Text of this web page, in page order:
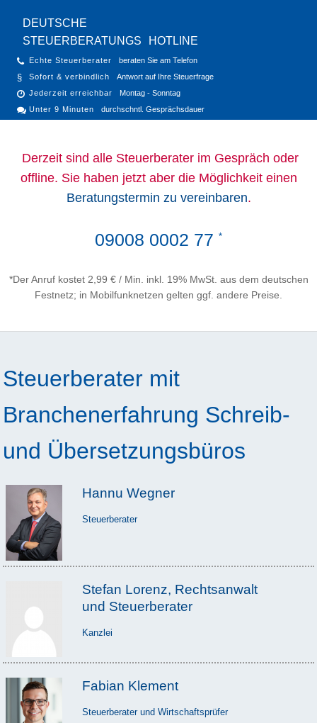
DEUTSCHE
STEUERBERATUNGS
HOTLINE
Echte Steuerberater
beraten Sie am Telefon
Sofort & verbindlich
Antwort auf Ihre Steuerfrage
Jederzeit erreichbar
Montag - Sonntag
Unter 9 Minuten
durchschntl. Gesprächsdauer
Derzeit sind alle Steuerberater im Gespräch oder
offline. Sie haben jetzt aber die Möglichkeit einen
Beratungstermin zu vereinbaren.
09008 0002 77 *
*Der Anruf kostet 2,99 € / Min. inkl. 19% MwSt. aus dem deutschen
Festnetz; in Mobilfunknetzen gelten ggf. andere Preise.
Steuerberater mit
Branchenerfahrung Schreib-
und Übersetzungsbüros
Hannu Wegner
Steuerberater
Stefan Lorenz, Rechtsanwalt
und Steuerberater
Kanzlei
Fabian Klement
Steuerberater und Wirtschaftsprüfer